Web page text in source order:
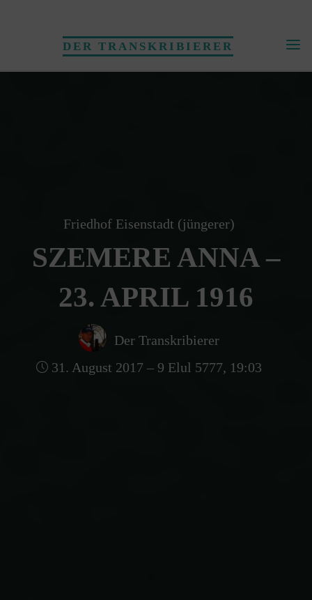
DER TRANSKRIBIERER
Friedhof Eisenstadt (jüngerer)
SZEMERE ANNA –
23. APRIL 1916
Der Transkribierer
31. August 2017 – 9 Elul 5777, 19:03